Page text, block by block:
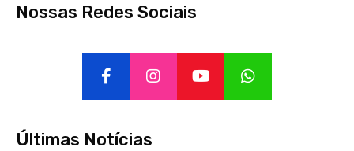
Nossas Redes Sociais
Últimas Notícias